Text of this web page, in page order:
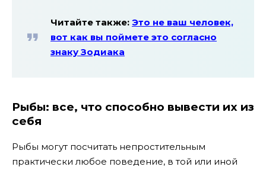
Читайте также: Это не ваш человек,
вот как вы поймете это согласно
знаку Зодиака
Рыбы: все, что способно вывести их из
себя
Рыбы могут посчитать непростительным
практически любое поведение, в той или иной